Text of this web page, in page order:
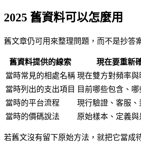
2025 舊資料可以怎麼用
舊文章仍可用來整理問題，而不是抄答
舊資料提供的線索
現在要重新
當時常見的相處名稱 現在雙方對頻率
當時列出的支出項目 目前哪些包含、哪
當時的平台流程
現行驗證、客服
當時的價碼說法
原始樣本、定義
若舊文沒有留下原始方法，就把它當成